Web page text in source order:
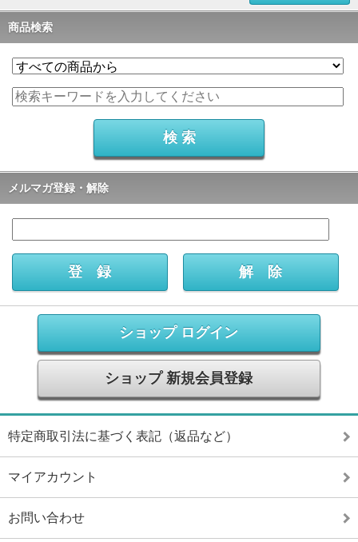
商品検索
メルマガ登録・解除
ショップ ログイン
ショップ 新規会員登録
特定商取引法に基づく表記（返品など）
マイアカウント
お問い合わせ